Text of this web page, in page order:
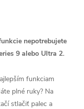
nepotrebujete
9 alebo Ultra 2.
funkciam
plné ruky? Na
stlačiť palec a